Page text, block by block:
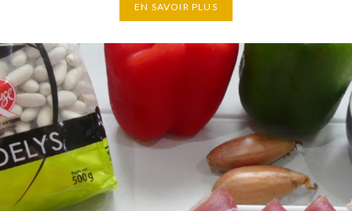
EN SAVOIR PLUS